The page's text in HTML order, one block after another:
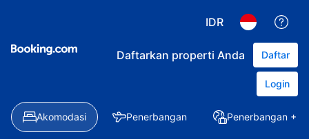
IDR
Daftarkan properti Anda Daftar
Login
Akomodasi Penerbangan Penerbangan +